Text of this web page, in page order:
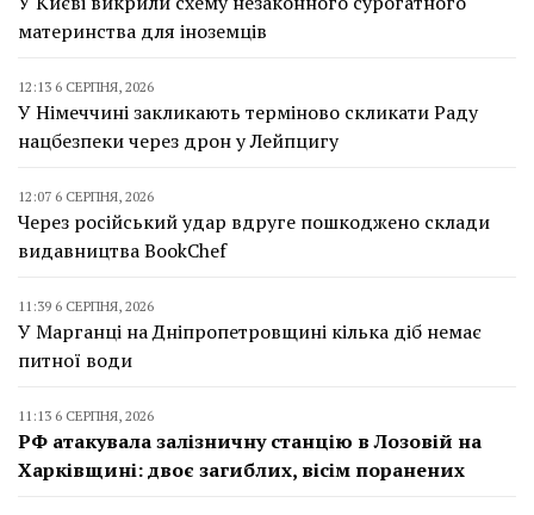
материнства для іноземців
12:13 6 СЕРПНЯ, 2026
У Німеччині закликають терміново скликати Раду
нацбезпеки через дрон у Лейпцигу
12:07 6 СЕРПНЯ, 2026
Через російський удар вдруге пошкоджено склади
видавництва BookChef
11:39 6 СЕРПНЯ, 2026
У Марганці на Дніпропетровщині кілька діб немає
питної води
11:13 6 СЕРПНЯ, 2026
РФ атакувала залізничну станцію в Лозовій на
Харківщині: двоє загиблих, вісім поранених